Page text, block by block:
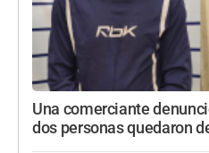
Una comerciante
dos personas quedaron